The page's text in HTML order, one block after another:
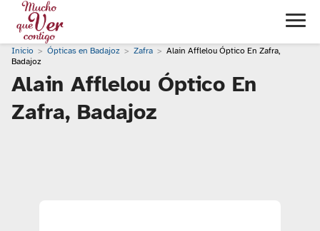
Inicio Ópticas en Badajoz Zafra
Alain Afflelou Óptico En Zafra,
Badajoz
Alain Afflelou Óptico En
Zafra, Badajoz